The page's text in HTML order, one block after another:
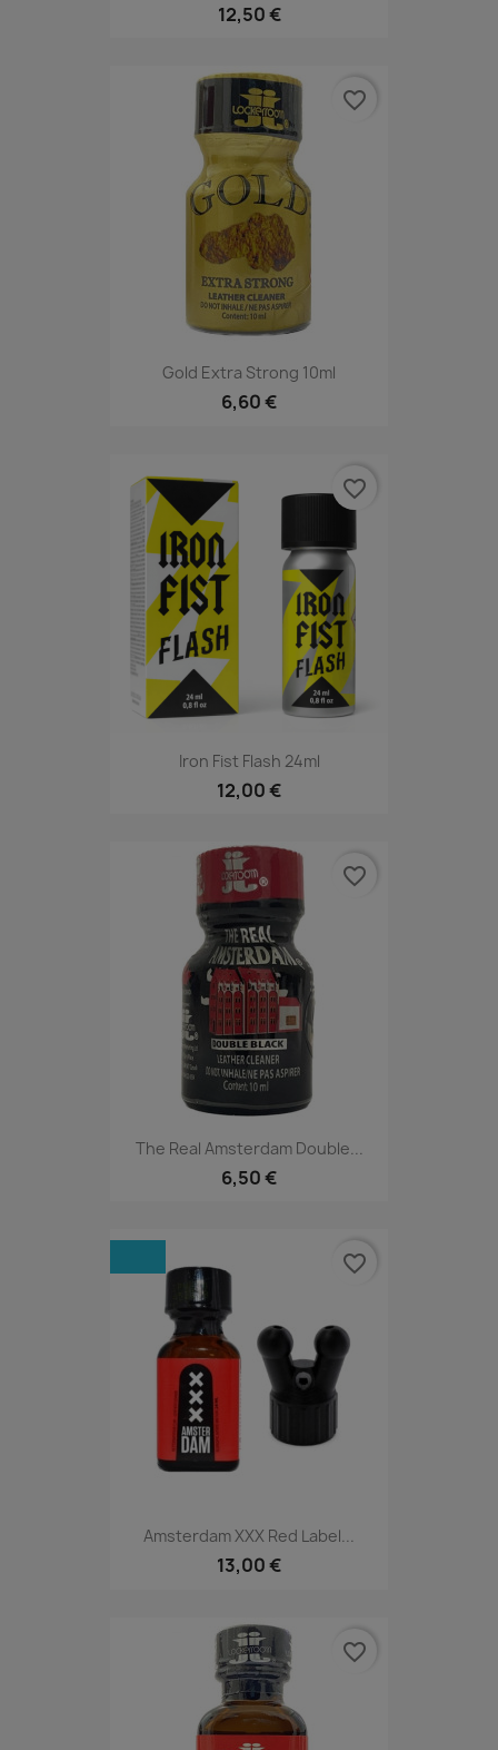
12,50 €
Gold Extra Strong 10ml
6,60 €
favorite_border
Iron Fist Flash 24ml
12,00 €
favorite_border
The Real Amsterdam Double...
6,50 €
favorite_border
Amsterdam XXX Red Label...
13,00 €
favorite_border
favorite_border